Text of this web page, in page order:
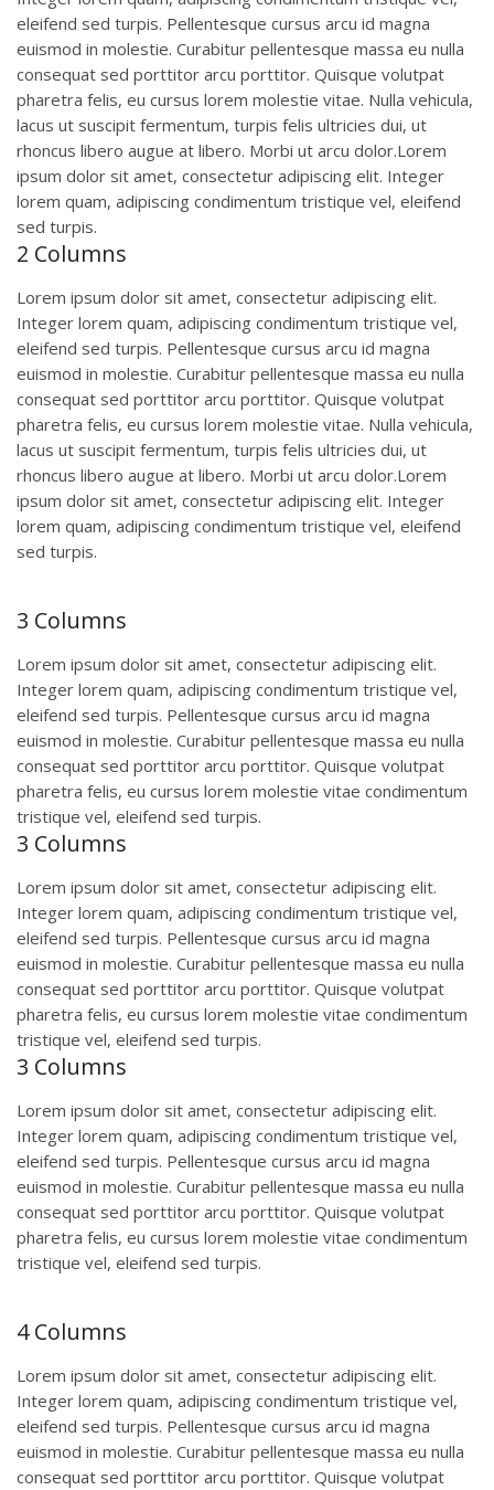
eleifend sed turpis. Pellentesque cursus arcu id magna
euismod in molestie. Curabitur pellentesque massa eu nulla
consequat sed porttitor arcu porttitor. Quisque volutpat
pharetra felis, eu cursus lorem molestie vitae. Nulla vehicula,
lacus ut suscipit fermentum, turpis felis ultricies dui, ut
rhoncus libero augue at libero. Morbi ut arcu dolor.Lorem
ipsum dolor sit amet, consectetur adipiscing elit. Integer
lorem quam, adipiscing condimentum tristique vel, eleifend
sed turpis.
2 Columns
Lorem ipsum dolor sit amet, consectetur adipiscing elit.
Integer lorem quam, adipiscing condimentum tristique vel,
eleifend sed turpis. Pellentesque cursus arcu id magna
euismod in molestie. Curabitur pellentesque massa eu nulla
consequat sed porttitor arcu porttitor. Quisque volutpat
pharetra felis, eu cursus lorem molestie vitae. Nulla vehicula,
lacus ut suscipit fermentum, turpis felis ultricies dui, ut
rhoncus libero augue at libero. Morbi ut arcu dolor.Lorem
ipsum dolor sit amet, consectetur adipiscing elit. Integer
lorem quam, adipiscing condimentum tristique vel, eleifend
sed turpis.
3 Columns
Lorem ipsum dolor sit amet, consectetur adipiscing elit.
Integer lorem quam, adipiscing condimentum tristique vel,
eleifend sed turpis. Pellentesque cursus arcu id magna
euismod in molestie. Curabitur pellentesque massa eu nulla
consequat sed porttitor arcu porttitor. Quisque volutpat
pharetra felis, eu cursus lorem molestie vitae condimentum
tristique vel, eleifend sed turpis.
3 Columns
Lorem ipsum dolor sit amet, consectetur adipiscing elit.
Integer lorem quam, adipiscing condimentum tristique vel,
eleifend sed turpis. Pellentesque cursus arcu id magna
euismod in molestie. Curabitur pellentesque massa eu nulla
consequat sed porttitor arcu porttitor. Quisque volutpat
pharetra felis, eu cursus lorem molestie vitae condimentum
tristique vel, eleifend sed turpis.
3 Columns
Lorem ipsum dolor sit amet, consectetur adipiscing elit.
Integer lorem quam, adipiscing condimentum tristique vel,
eleifend sed turpis. Pellentesque cursus arcu id magna
euismod in molestie. Curabitur pellentesque massa eu nulla
consequat sed porttitor arcu porttitor. Quisque volutpat
pharetra felis, eu cursus lorem molestie vitae condimentum
tristique vel, eleifend sed turpis.
4 Columns
Lorem ipsum dolor sit amet, consectetur adipiscing elit.
Integer lorem quam, adipiscing condimentum tristique vel,
eleifend sed turpis. Pellentesque cursus arcu id magna
euismod in molestie. Curabitur pellentesque massa eu nulla
consequat sed porttitor arcu porttitor. Quisque volutpat